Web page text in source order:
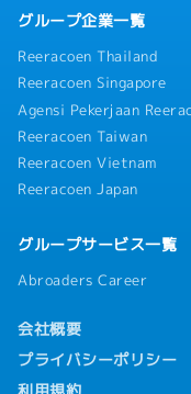
グループ企業一覧
Reeracoen Thailand
Reeracoen Singapore
Agensi Pekerjaan
Reeracoen Taiwan
Reeracoen Vietnam
Reeracoen Japan
グループサービス一覧
Abroaders Career
会社概要
プライバシーポリシー